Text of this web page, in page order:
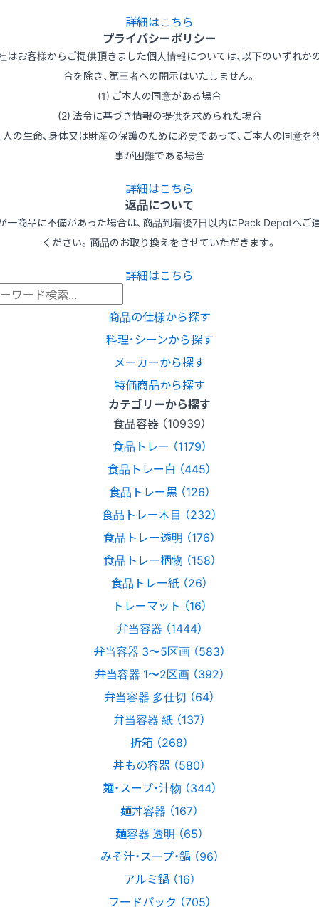
詳細はこちら
プライバシーポリシー
はお客様からご提供頂きました個人情報については、以下のいずれか
合を除き、第三者への開示はいたしません。
(1) ご本人の同意がある場合
(2) 法令に基づき情報の提供を求められた場合
の生命、身体又は財産の保護のために必要であって、ご本人の同意を
事が困難である場合
詳細はこちら
返品について
一商品に不備があった場合は、商品到着後7日以内にPack Depotへご
ください。商品のお取り換えをさせていただきます。
詳細はこちら
商品の仕様から探す
料理･シーンから探す
メーカーから探す
特価商品から探す
カテゴリーから探す
食品容器 （10939）
食品トレー （1179）
食品トレー白 （445）
食品トレー黒 （126）
食品トレー木目 （232）
食品トレー透明 （176）
食品トレー柄物 （158）
食品トレー紙 （26）
トレーマット （16）
弁当容器 （1444）
弁当容器 3〜5区画 （583）
弁当容器 1〜2区画 （392）
弁当容器 多仕切 （64）
弁当容器 紙 （137）
折箱 （268）
丼もの容器 （580）
麺・スープ・汁物 （344）
麺丼容器 （167）
麺容器 透明 （65）
みそ汁・スープ・鍋 （96）
アルミ鍋 （16）
フードパック （705）